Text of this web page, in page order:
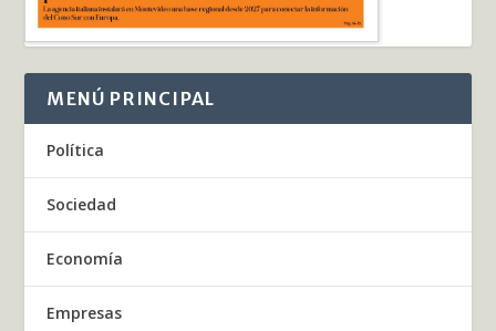
MENÚ PRINCIPAL
Política
Sociedad
Economía
Empresas